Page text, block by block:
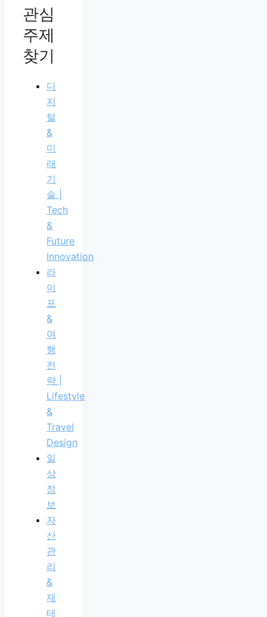
관심
주제
찾기
디
지
털
&
미
래
기
술 |
Tech
&
Future
Innovation
라
이
프
&
여
행
전
략 |
Lifestyle
&
Travel
Design
일
상
정
보
자
산
관
리
&
재
테